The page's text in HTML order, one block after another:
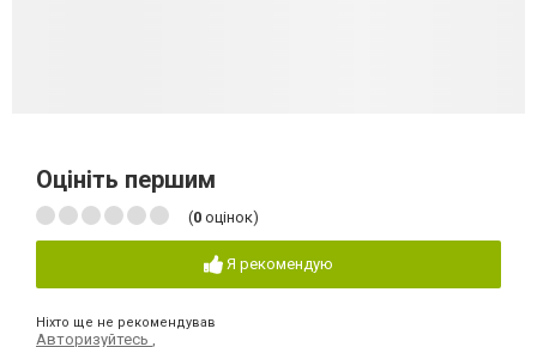
Оцініть першим
(0 оцінок)
Я рекомендую
Ніхто ще не рекомендував
Авторизуйтесь ,